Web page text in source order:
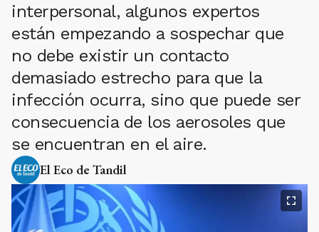
interpersonal, algunos expertos
están empezando a sospechar que
no debe existir un contacto
demasiado estrecho para que la
infección ocurra, sino que puede ser
consecuencia de los aerosoles que
se encuentran en el aire.
El Eco de Tandil